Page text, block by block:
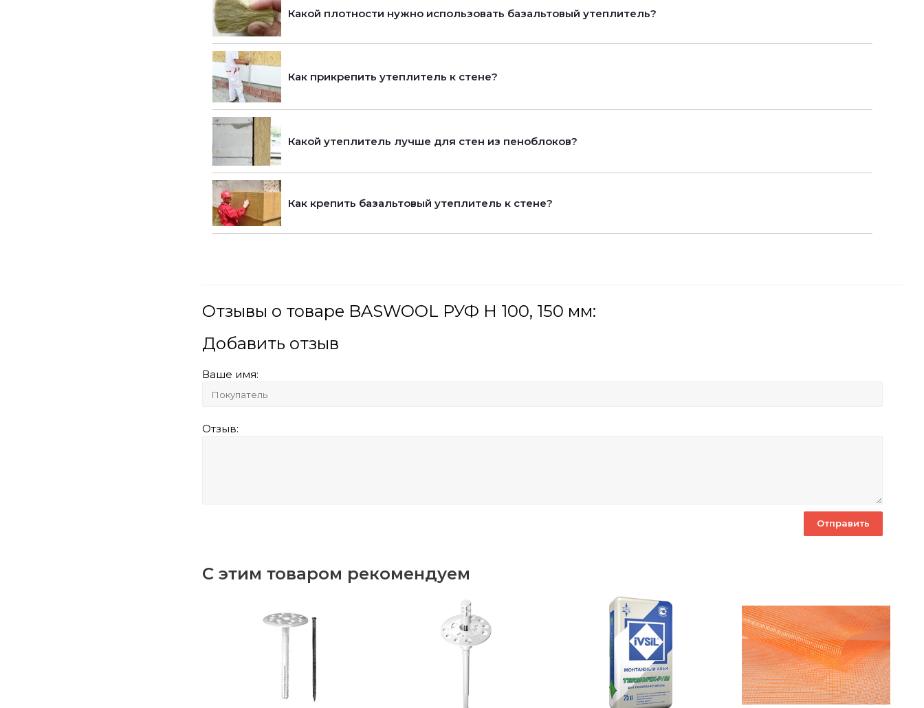
Какой плотности нужно использовать базальтовый утеплитель?
Как прикрепить утеплитель к стене?
Какой утеплитель лучше для стен из пеноблоков?
Как крепить базальтовый утеплитель к стене?
Отзывы о товаре BASWOOL РУФ Н 100, 150 мм:
Добавить отзыв
Ваше имя:
Отзыв:
С этим товаром рекомендуем